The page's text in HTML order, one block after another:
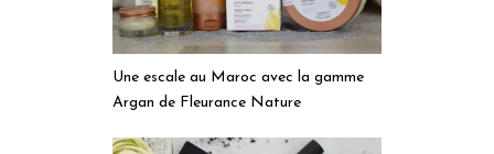
Une escale au Maroc avec la gamme
Argan de Fleurance Nature